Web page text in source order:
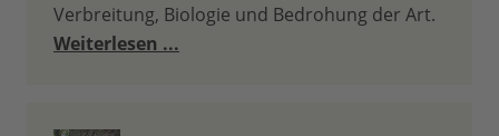
Verbreitung, Biologie und Bedrohung der Art.
Weiterlesen ...